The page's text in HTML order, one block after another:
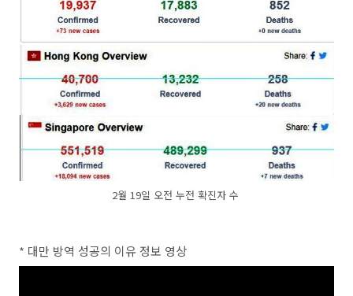
2월 19일 오전 누전 확진자 수
* 대만 방역 성공의 이유 정보 영상